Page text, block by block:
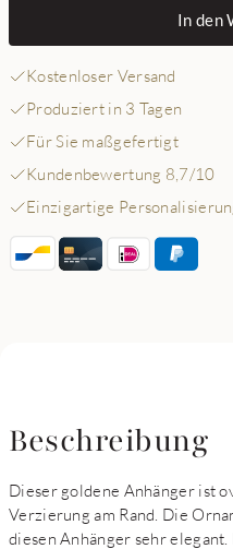
In den
Kostenloser Versand
Produziert in 3 Tagen
Für Sie maßgefertigt
Kundenbewertung 8,7/10
Einzigartige
Beschreibung
Dieser goldene Anhänger ist
Verzierung am Rand. Die
diesen Anhänger sehr